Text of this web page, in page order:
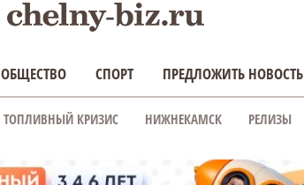
ОБЩЕСТВО СПОРТ ПРЕДЛОЖИТЬ НОВОСТЬ
ТОПЛИВНЫЙ КРИЗИС НИЖНЕКАМСК РЕЛИЗЫ